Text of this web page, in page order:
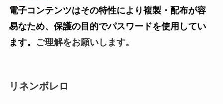
電子コンテンツはその特性により複製・配布が容
易なため、保護の目的でパスワードを使用してい
ます。
ご理解をお願いします。
リネンボレロ